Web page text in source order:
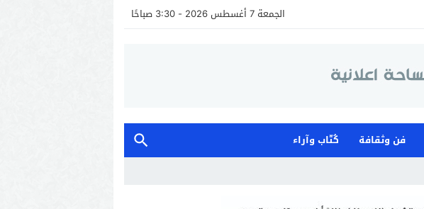
الجمعة 7 أغسطس 2026 - 3:30 صباحًا
فن وثقافة
كُتّاب وآراء